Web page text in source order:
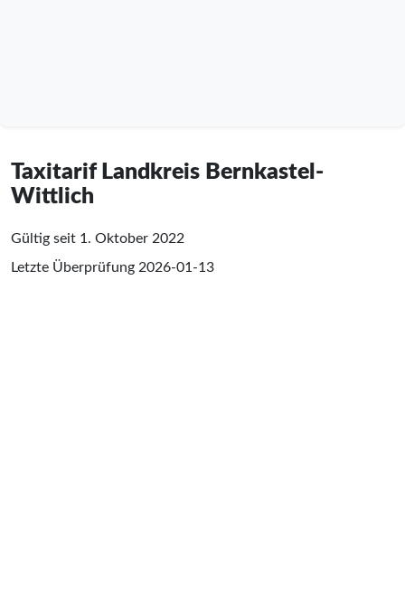
Taxitarif Landkreis Bernkastel-
Wittlich
Gültig seit 1. Oktober 2022
Letzte Überprüfung 2026-01-13